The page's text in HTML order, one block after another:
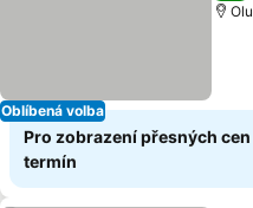
Oblíbená volba
Pro zobrazení přesných
termín